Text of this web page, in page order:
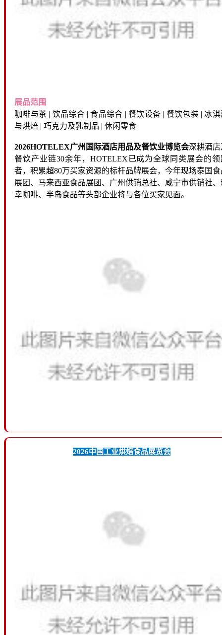
展品范围
咖啡与茶 | 饮品综合 | 食品综合 | 餐饮设备 | 餐饮包装 | 冰淇
与烘焙 | 巧克力及乳制品 | 休闲零食
2026HOTELEX广州国际酒店用品及餐饮业博览会深耕酒店
餐饮产业链30余年，HOTELEX已成为全球同类展会的领
者，积累超80万买家资源的标杆品牌展会，今年现场泰国食
展团、马来西亚食品展团、广州供销总社、咸宁市供销社、
幸咖啡、半岛食品等头部企业将与各位买家见面。
2026中国工业烘焙食品展览会